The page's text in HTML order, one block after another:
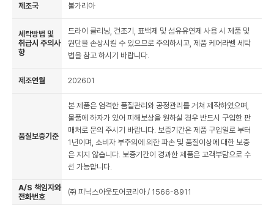
제조국 불가리아
세탁방법 및
취급시 주의사
항
드라이 클리닝, 건조기, 표백제 및 섬유유연제 사용 시 제품 및
원단을 손상시킬 수 있으므로 주의하시고, 제품 케어라벨 세탁
법을 참고 하시기 바랍니다.
제조연월 202601
품질보증기준
본 제품은 엄격한 품질관리와 공정관리를 거쳐 제작하였으며,
물품에 하자가 있어 피해보상을 원하실 경우 반드시 구입한 판
매처로 문의 주시기 바랍니다. 보증기간은 제품 구입일로 부터
1년이며, 소비자 부주의에 의한 파손 및 품질이상에 대한 보증
은 지지 않습니다. 보증기간이 경과한 제품은 고객부담으로 수
선 가능합니다.
A/S 책임자와
전화번호
㈜ 피닉스아웃도어코리아 / 1566-8911